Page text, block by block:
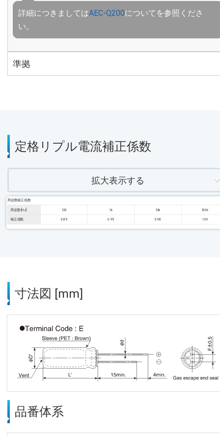
詳細につきましてはAEC-Q200についてを参照くださ
い。
準拠
定格リプル電流補正係数
拡大表示する
周波数補正係数
周波数 [Hz] 120 1k 10k 100k
補正係数 0.85 0.95 0.98 1.00
寸法図 [mm]
品番体系